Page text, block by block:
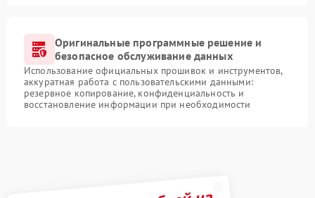
Оригинальные программные решение и
безопасное обслуживание данных
Использование официальных прошивок и инструментов,
аккуратная работа с пользовательскими данными:
резервное копирование, конфиденциальность и
восстановление информации при необходимости